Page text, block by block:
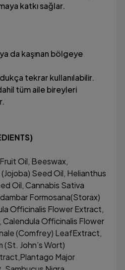
katkı sağlar.
da kaşınan bölgeye
tekrar kullanılabilir.
tüm aile bireyleri
Oil, Beeswax,
Seed Oil, Helianthus
Oil, Cannabis Sativa
Formosana(Storax)
Officinalis Flower Extract,
Calendula Officinalis Flower
(Comfrey) LeafExtract,
John’s Wort)
Major